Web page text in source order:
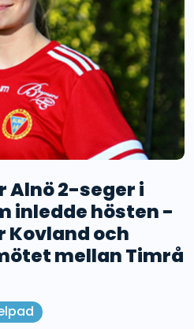
Alnö 2-seger i
inledde hösten -
Kovland och
mellan Timrå